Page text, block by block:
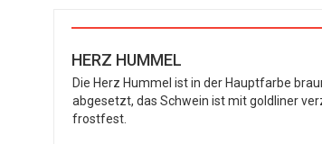
HERZ HUMMEL
Die Herz Hummel ist in der Hauptfarbe
abgesetzt, das Schwein ist mit goldliner
frostfest.